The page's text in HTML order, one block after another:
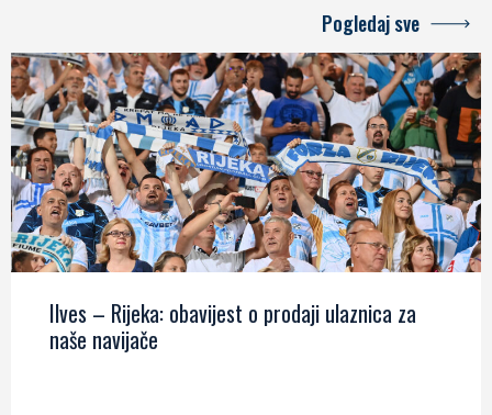
Pogledaj sve
Ilves – Rijeka: obavijest o prodaji ulaznica za
naše navijače